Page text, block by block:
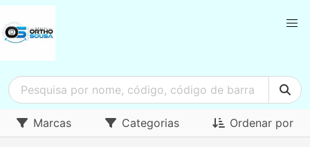
Marcas Categorias Ordenar por